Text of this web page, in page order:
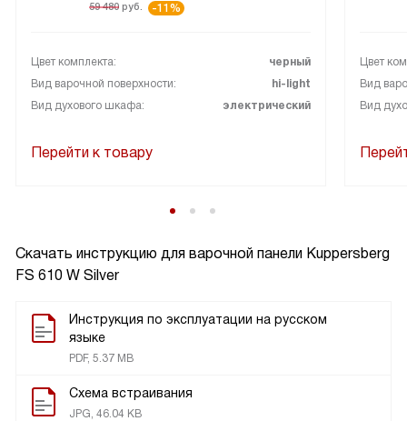
Скачать инструкцию для варочной панели Kuppersberg
FS 610 W Silver
Инструкция по эксплуатации на русском
языке
PDF, 5.37 MB
Схема встраивания
JPG, 46.04 KB
59 480 руб. -11%
Цвет комплекта:
черный
Вид варочной поверхности:
hi-light
Вид духового шкафа:
электрический
Перейти к товару
Цвет
Вид
Вид